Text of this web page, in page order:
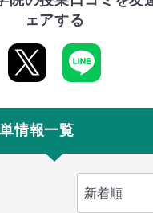
ェアする
情報一覧